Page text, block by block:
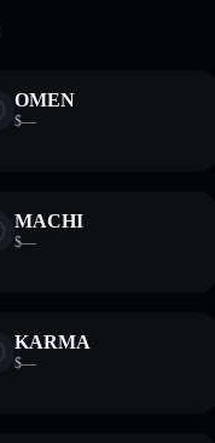
OMEN
$—
MACHI
$—
KARMA
$—